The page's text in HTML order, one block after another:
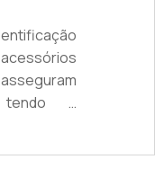
tendo a
visual
para a